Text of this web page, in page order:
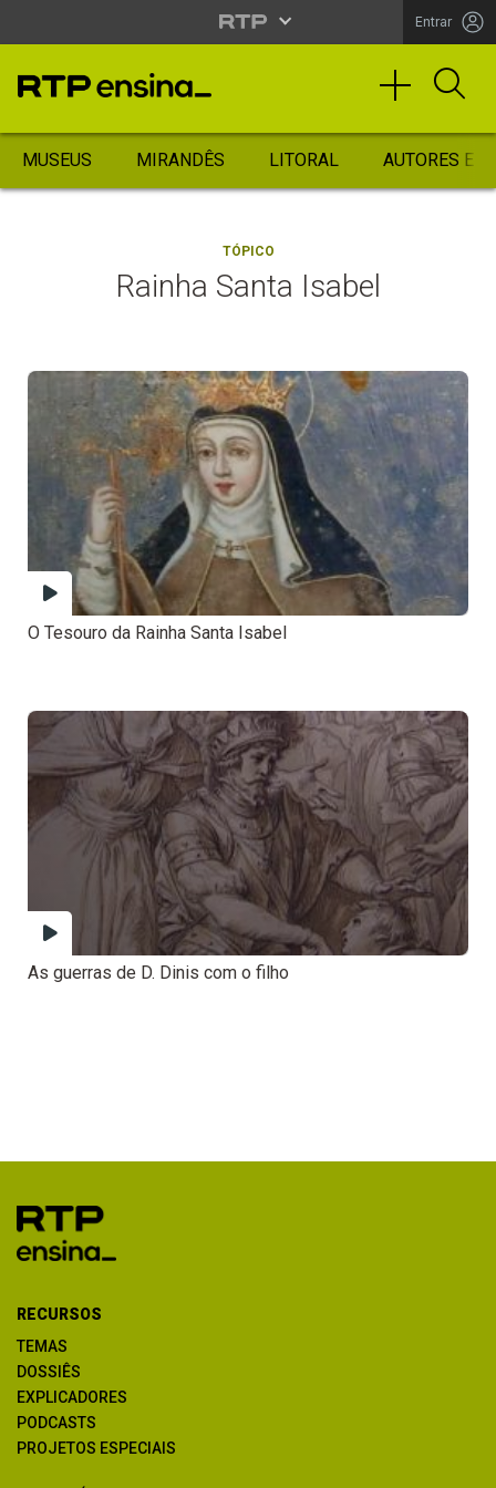
Entrar
MUSEUS MIRANDÊS LITORAL AUTORES
TÓPICO
Rainha Santa Isabel
O Tesouro da Rainha Santa Isabel
As guerras de D. Dinis com o filho
RECURSOS
TEMAS
DOSSIÊS
EXPLICADORES
PODCASTS
PROJETOS ESPECIAIS